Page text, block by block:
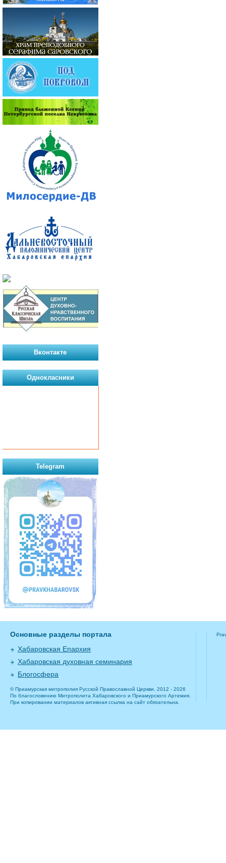
Вконтакте
Однокласники
Telegram
Основные разделы портала
Хабаровская Епархия
Хабаровская духовная семинария
Блогосфера
© Приамурская митрополия Русской Православной Церкви, 2012 - 2026
По благословению Митрополита Хабаровского и Приамурского Артемия.
При копировании материалов активная ссылка на сайт обязательна.